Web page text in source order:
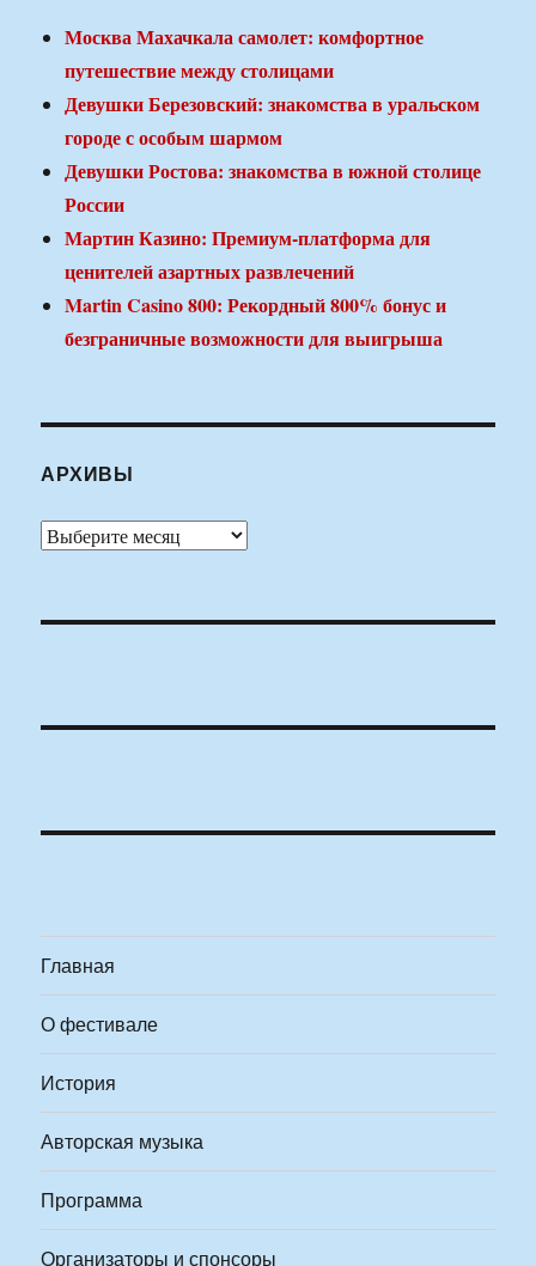
Москва Махачкала самолет: комфортное
путешествие между столицами
Девушки Березовский: знакомства в уральском
городе с особым шармом
Девушки Ростова: знакомства в южной столице
России
Мартин Казино: Премиум-платформа для
ценителей азартных развлечений
Martin Casino 800: Рекордный 800% бонус и
безграничные возможности для выигрыша
АРХИВЫ
Архивы
Главная
О фестивале
История
Авторская музыка
Программа
Организаторы и спонсоры